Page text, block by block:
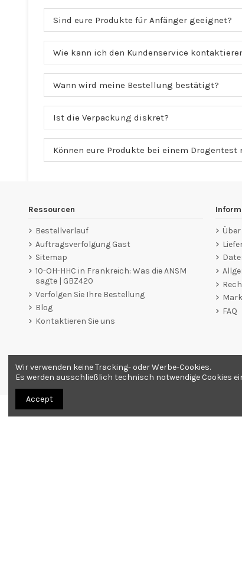
Sind eure Produkte für Anfänger geeignet?
Wie kann ich den Kundenservice
Wann wird meine Bestellung bestätigt?
Ist die Verpackung diskret?
Können eure Produkte bei einem Drogentest
Ressourcen
Bestellverlauf
Auftragsverfolgung Gast
Sitemap
10-OH-HHC in Frankreich: Was die ANSM
sagte | GBZ420
Verfolgen Sie Ihre Bestellung
Blog
Kontaktieren Sie uns
FAQ
Händler zugelassen von Gesellschaft für Garantierte
Alle Produkte werden als Souvenirs verkauft. Bestellung nur ab 18
Wir verwenden keine Tracking- oder Werbe-Cookies.
Es werden ausschließlich technisch notwendige Cookies
Accept